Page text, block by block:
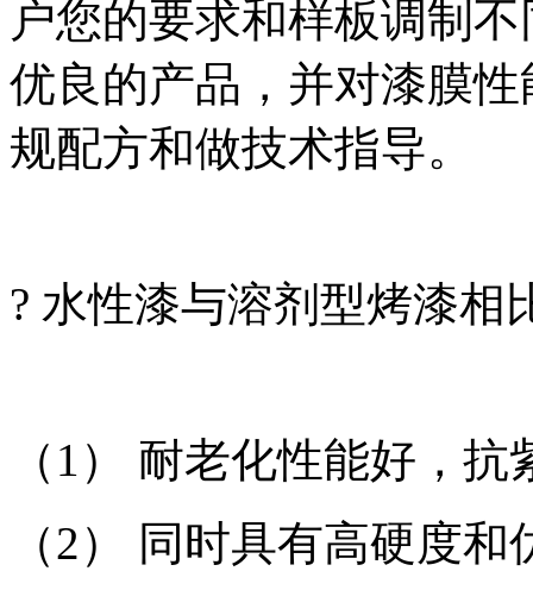
户您的要求和样板调制
优良的产品，并对漆膜
规配方和做技术指导。
? 水性漆与溶剂型烤漆相
（1） 耐老化性能好，
（2） 同时具有高硬度